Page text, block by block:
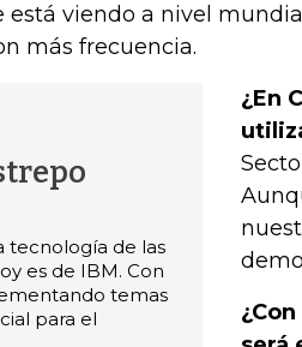
está viendo a nivel
más frecuencia.
tecnología de las
es de IBM. Con
temas
para el
¿En